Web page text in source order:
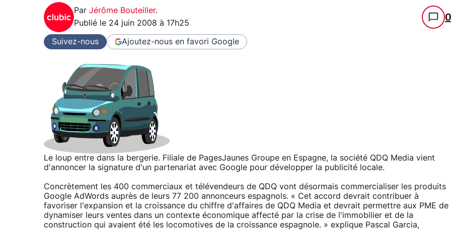
Par Jérôme Bouteiller.
Publié le 24 juin 2008 à 17h25 0
Suivez-nous Ajoutez-nous en favori Google
Le loup entre dans la bergerie. Filiale de PagesJaunes Groupe en Espagne, la société QDQ Media vient
d'annoncer la signature d'un partenariat avec Google pour développer la publicité locale.
Concrètement les 400 commerciaux et télévendeurs de QDQ vont désormais commercialiser les produits
Google AdWords auprès de leurs 77 200 annonceurs espagnols. « Cet accord devrait contribuer à
favoriser l'expansion et la croissance du chiffre d'affaires de QDQ Media et devrait permettre aux PME de
dynamiser leurs ventes dans un contexte économique affecté par la crise de l'immobilier et de la
construction qui avaient été les locomotives de la croissance espagnole. » explique Pascal Garcia,